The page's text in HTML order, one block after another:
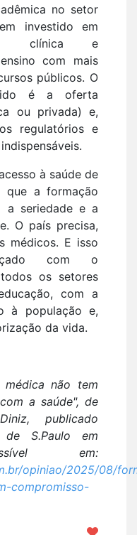
no setor
investido em
clínica e
com mais
públicos. O
é a oferta
ou privada) e,
regulatórios e
à saúde de
que a formação
a seriedade e a
O país precisa,
médicos. E isso
com o
os setores
com a
à população e,
da vida.
médica não tem
a saúde", de
publicado
de S.Paulo em
em:
opiniao/2025/08/
compromisso-